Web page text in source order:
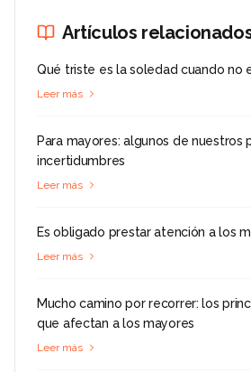
Artículos
Qué triste es la soledad cuando no
Leer más
Para mayores: algunos de nuestros
incertidumbres
Leer más
Es obligado prestar atención a los
Leer más
Mucho camino por recorrer: los
que afectan a los mayores
Leer más